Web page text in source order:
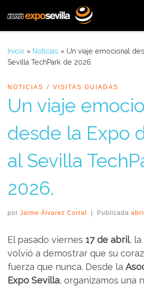
Saltar al contenido
Inicio » Noticias » Un viaje emocional
Sevilla TechPark de 2026.
NOTICIAS VISITAS GUIADAS
Un viaje
desde la Expo
al Sevilla
2026.
por Jaime Álvarez Corral | Publicada
El pasado viernes 17 de abril, la
volvió a demostrar que su
fuerza que nunca. Desde la
Expo Sevilla, organizamos una